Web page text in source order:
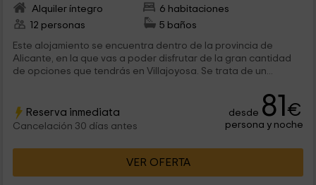
Alquiler íntegro
6 habitaciones
12 personas
5 baños
Este alojamiento se encuentra dentro de la provincia de
Alicante, en la que vas a poder disfrutar de la gran cantidad
de opciones que tendrás en Villajoyosa. Se trata de un...
Reserva inmediata
Cancelación 30 días antes
desde 81€
persona y noche
VER OFERTA